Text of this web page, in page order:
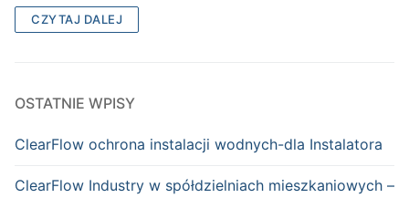
CZYTAJ DALEJ
OSTATNIE WPISY
ClearFlow ochrona instalacji wodnych-dla Instalatora
ClearFlow Industry w spółdzielniach mieszkaniowych –